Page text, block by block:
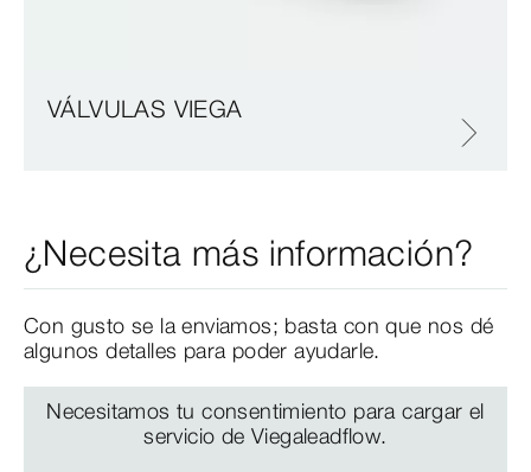
VÁLVULAS VIEGA
¿Necesita más información?
Con gusto se la enviamos; basta con que nos dé
algunos detalles para poder ayudarle.
Necesitamos tu consentimiento para cargar el
servicio de Viegaleadflow.